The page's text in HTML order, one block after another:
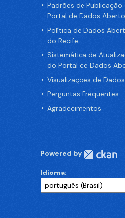
Padrões de Publicação
Portal de Dados
Política de Dados
do Recife
Sistemática de
do Portal de Dados
Visualizações de Dados
Perguntas Frequentes
Agradecimentos
Powered by
Idioma